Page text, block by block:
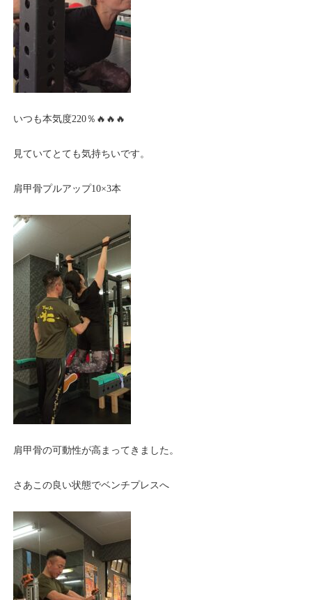
いつも本気度220％🔥🔥🔥
見ていてとても気持ちいです。
肩甲骨プルアップ10×3本
肩甲骨の可動性が高まってきました。
さあこの良い状態でベンチプレスへ